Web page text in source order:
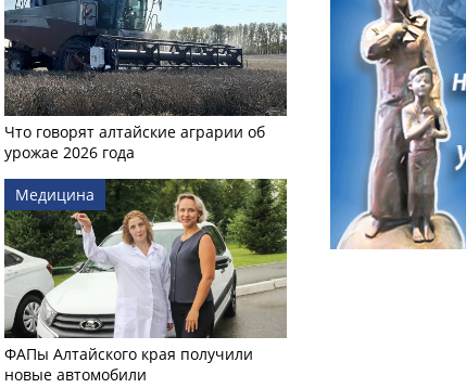
Что говорят алтайские аграрии об
урожае 2026 года
Медицина
ФАПы Алтайского края получили
новые автомобили